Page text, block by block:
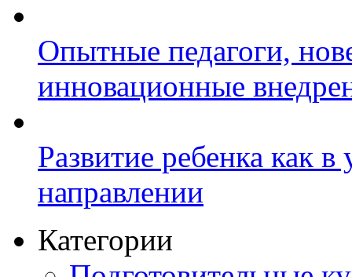
Опытные педагоги,
инновационные
Развитие ребенка как
направлении
Категории